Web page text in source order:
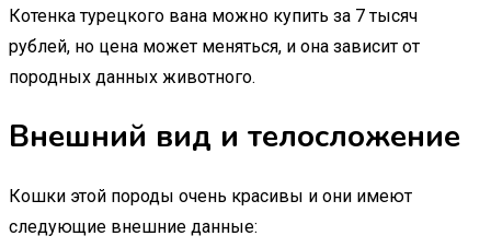
Котенка турецкого вана можно купить за 7 тысяч
рублей, но цена может меняться, и она зависит от
породных данных животного.
Внешний вид и телосложение
Кошки этой породы очень красивы и они имеют
следующие внешние данные: